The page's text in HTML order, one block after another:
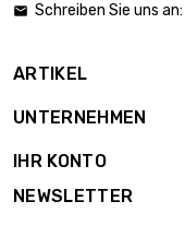
Dicke/Stärke :
Breite x Länge :
300x300mm
Dicke/Stärke :
Breite x Länge :
300x300mm
 Schreiben Sie uns an:
ARTIKEL
UNTERNEHMEN
IHR KONTO
NEWSLETTER